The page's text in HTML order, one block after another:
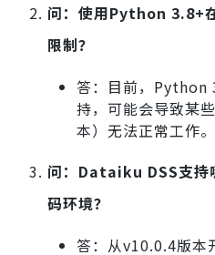
问：使用Python 3.8+
限制？
答：目前，Python
持，可能会导致某
本）无法正常工作。
问：Dataiku DSS支
码环境？
答：从v10.0.4版